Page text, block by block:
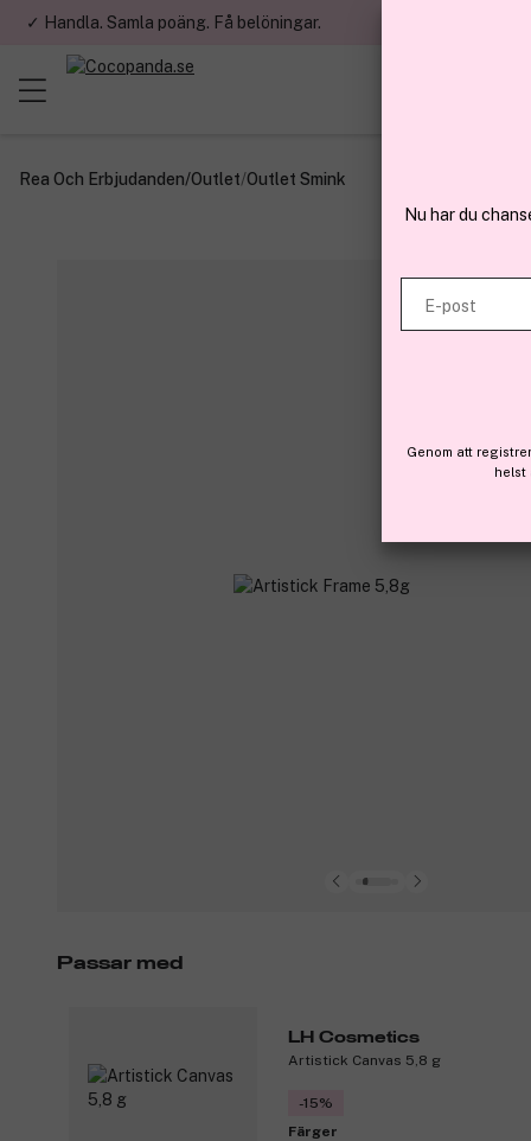
✓ Handla. Samla poäng. Få belöningar.
Rea Och Erbjudanden/Outlet/Outlet Smink
Passar med
LH Cosmetics
Artistick Canvas 5,8 g
-15%
Färger
Nu har du
E-post
Genom att
helst